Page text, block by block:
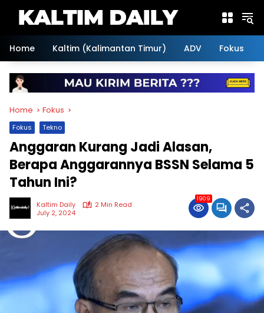
Home
Kaltim (Kalimantan Timur) ADV Fokus
Home Fokus
Fokus Tekno
Anggaran Kurang Jadi Alasan,
Berapa Anggarannya BSSN Selama 5
Tahun Ini?
Kaltim Daily
2 Min Read
July 2, 2024
1909